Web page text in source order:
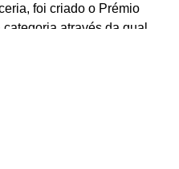
foi criado o Prémio
através da qual,